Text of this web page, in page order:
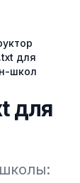
для
школ
для